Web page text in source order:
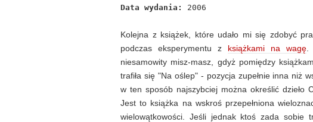
Data wydania:
2006
Kolejna z książek, które udało mi się zdobyć
podczas eksperymentu z książkami na wagę
niesamowity misz-masz, gdyż pomiędzy
trafiła się "Na oślep" - pozycja zupełnie inna niż
w ten sposób najszybciej można określić dzieło
Jest to książka na wskroś przepełniona
wielowątkowości. Jeśli jednak ktoś zada